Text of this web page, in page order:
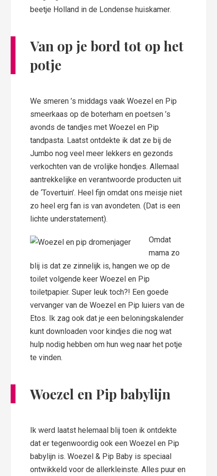
beetje Holland in de Londense huiskamer.
Van op je bord tot op het
potje
We smeren ’s middags vaak Woezel en Pip
smeerkaas op de boterham en poetsen ’s
avonds de tandjes met Woezel en Pip
tandpasta. Laatst ontdekte ik dat ze bij de
Jumbo nog veel meer lekkers en gezonds
verkochten van de vrolijke hondjes. Allemaal
aantrekkelijke en verantwoorde producten uit
de ‘Tovertuin’. Heel fijn omdat ons meisje niet
zo heel erg fan is van avondeten. (Dat is een
lichte understatement).
Omdat
mama zo
blij is dat ze zinnelijk is, hangen we op de
toilet volgende keer Woezel en Pip
toiletpapier. Super leuk toch?! Een goede
vervanger van de Woezel en Pip luiers van de
Etos. Ik zag ook dat je een beloningskalender
kunt downloaden voor kindjes die nog wat
hulp nodig hebben om hun weg naar het potje
te vinden.
Woezel en Pip babylijn
Ik werd laatst helemaal blij toen ik ontdekte
dat er tegenwoordig ook een Woezel en Pip
babylijn is. Woezel & Pip Baby is speciaal
ontwikkeld voor de allerkleinste. Alles puur en